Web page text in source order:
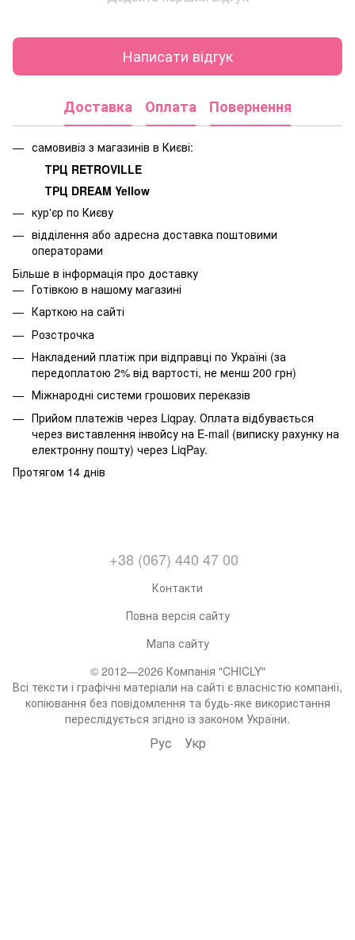
Написати відгук
Доставка Оплата Повернення
самовивіз з магазинів в Києві:
ТРЦ RETROVILLE
ТРЦ DREAM Yellow
кур'єр по Києву
відділення або адресна доставка поштовими
операторами
Більше в інформація про доставку
Готівкою в нашому магазині
Карткою на сайті
Розстрочка
Накладений платіж при відправці по Україні (за
передоплатою 2% від вартості, не менш 200 грн)
Міжнародні системи грошових переказів
Прийом платежів через Liqpay. Оплата відбувається
через виставлення інвойсу на E-mail (виписку рахунку на
електронну пошту) через LiqPay.
Протягом 14 днів
+38 (067) 440 47 00
Контакти
Повна версія сайту
Мапа сайту
© 2012—2026 Компанія "CHICLY"
Всі тексти і графічні матеріали на сайті є власністю компанії,
копіювання без повідомлення та будь-яке використання
переслідується згідно із законом України.
Рус Укр